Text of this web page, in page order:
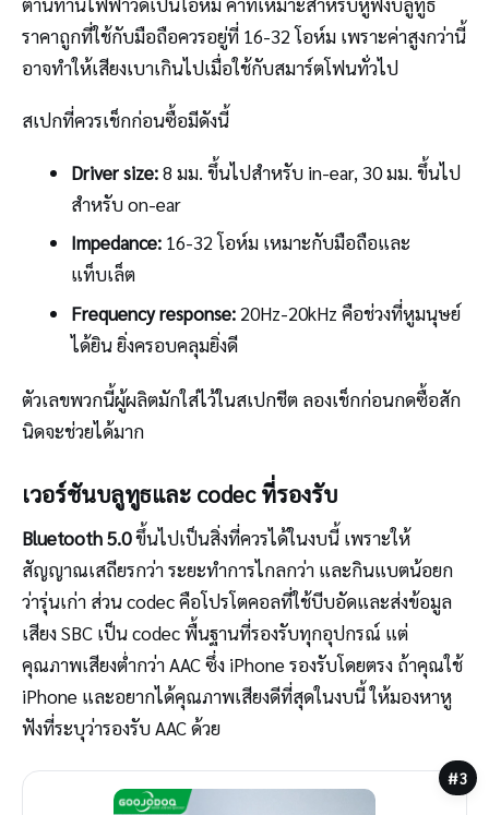
ราคาถูกที่ใช้กับมือถือควรอยู่ที่ 16-32 โอห์ม เพราะค่าสูงกว่านี้
อาจทำให้เสียงเบาเกินไปเมื่อใช้กับสมาร์ตโฟนทั่วไป
สเปกที่ควรเช็กก่อนซื้อมีดังนี้
Driver size:8 มม. ขึ้นไปสำหรับ in-ear, 30 มม. ขึ้นไป
สำหรับ on-ear
Impedance:16-32 โอห์ม เหมาะกับมือถือและ
แท็บเล็ต
Frequency response:20Hz-20kHz คือช่วงที่หูมนุษย์
ได้ยิน ยิ่งครอบคลุมยิ่งดี
ตัวเลขพวกนี้ผู้ผลิตมักใส่ไว้ในสเปกชีต ลองเช็กก่อนกดซื้อสัก
นิดจะช่วยได้มาก
เวอร์ชันบลูทูธและ codec ที่รองรับ
Bluetooth 5.0ขึ้นไปเป็นสิ่งที่ควรได้ในงบนี้ เพราะให้
สัญญาณเสถียรกว่า ระยะทำการไกลกว่า และกินแบตน้อยก
ว่ารุ่นเก่า ส่วน codec คือโปรโตคอลที่ใช้บีบอัดและส่งข้อมูล
เสียง SBC เป็น codec พื้นฐานที่รองรับทุกอุปกรณ์ แต่
คุณภาพเสียงต่ำกว่า AAC ซึ่ง iPhone รองรับโดยตรง ถ้าคุณใช้
iPhone และอยากได้คุณภาพเสียงดีที่สุดในงบนี้ ให้มองหาหู
ฟังที่ระบุว่ารองรับ AAC ด้วย
#3